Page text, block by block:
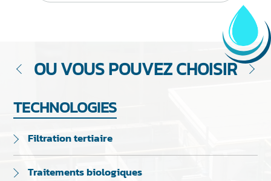
OU VOUS POUVEZ CHOISIR
TECHNOLOGIES
Filtration tertiaire
Traitements biologiques